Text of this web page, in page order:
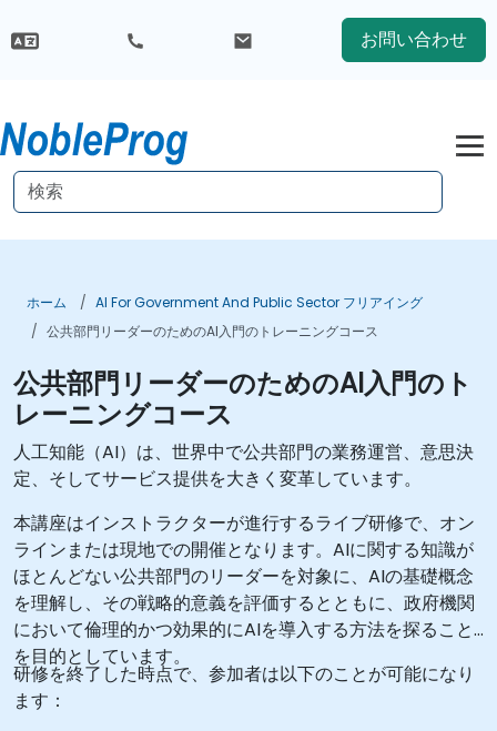
お問い合わせ
ホーム
AI For Government And Public Sector フリアイング
公共部門リーダーのためのAI入門のトレーニングコース
公共部門リーダーのためのAI入門のト
レーニングコース
人工知能（AI）は、世界中で公共部門の業務運営、意思決
定、そしてサービス提供を大きく変革しています。
本講座はインストラクターが進行するライブ研修で、オン
ラインまたは現地での開催となります。AIに関する知識が
ほとんどない公共部門のリーダーを対象に、AIの基礎概念
を理解し、その戦略的意義を評価するとともに、政府機関
において倫理的かつ効果的にAIを導入する方法を探ること
を目的としています。
研修を終了した時点で、参加者は以下のことが可能になり
ます：